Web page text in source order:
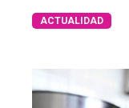
ACTUALIDAD